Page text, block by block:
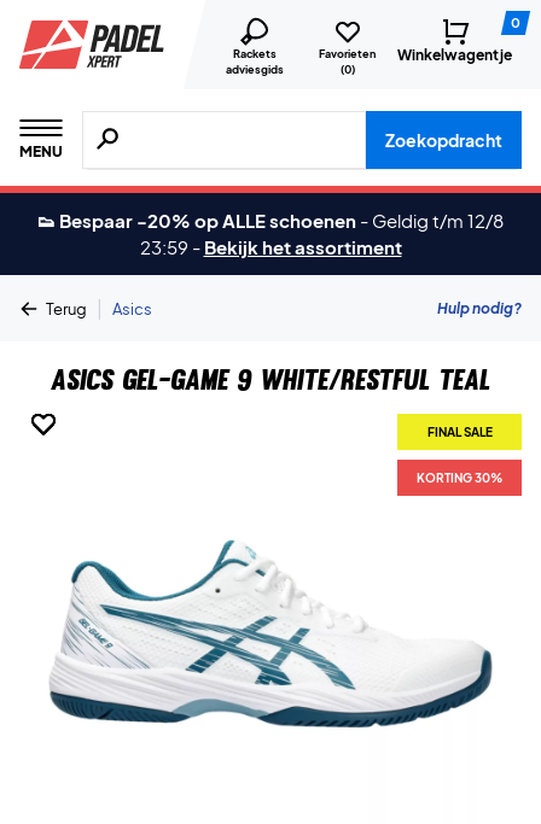
Rackets
adviesgids
Favorieten
(0)
0
Winkelwagentje
MENU
Zoeken naar producten, merken etc.
Zoekopdracht
👟 Bespaar -20% op ALLE schoenen - Geldig t/m 12/8
23:59 - Bekijk het assortiment
Terug | Asics Hulp nodig?
Asics Gel-Game 9 White/Restful Teal
FINAL SALE
KORTING 30%
FINAL SALE
KORTING 30%
FINAL SALE
KORTING 30%
FINAL SALE
KORTING 30%
FINAL SALE
KORTING 30%